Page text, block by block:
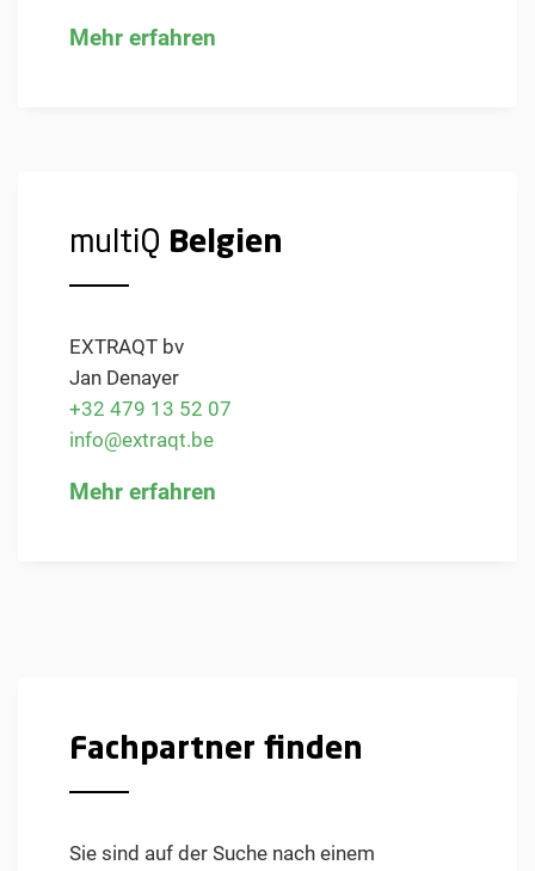
Mehr erfahren
multiQ Belgien
EXTRAQT bv
Jan Denayer
+32 479 13 52 07
info@extraqt.be
Mehr erfahren
Fachpartner finden
Sie sind auf der Suche nach einem